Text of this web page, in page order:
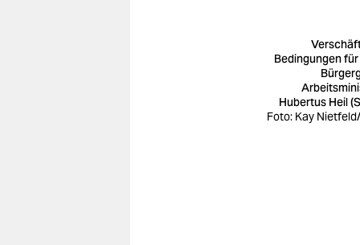
Bedingungen
Hubertus Heil
Foto: Kay